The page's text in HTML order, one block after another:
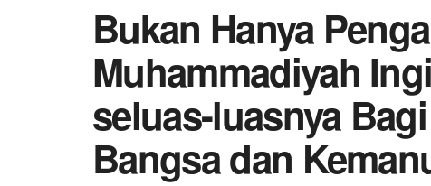
Bukan Hanya
Muhammadiyah
seluas-luasnya
Bangsa dan